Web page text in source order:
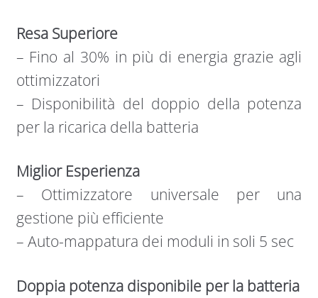
Resa Superiore
– Fino al 30% in più di energia grazie agli
ottimizzatori
– Disponibilità del doppio della potenza
per la ricarica della batteria
Miglior Esperienza
– Ottimizzatore universale per una
gestione più efficiente
– Auto-mappatura dei moduli in soli 5 sec
Doppia potenza disponibile per la batteria